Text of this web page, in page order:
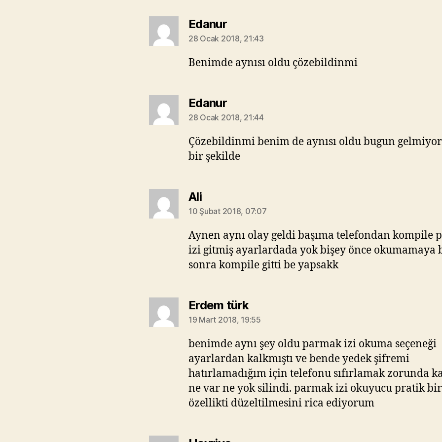
Edanurdiyorki:
28 Ocak 2018, 21:43
Benimde aynısı oldu çözebildinmi
Edanurdiyorki:
28 Ocak 2018, 21:44
Çözebildinmi benim de aynısı oldu bugun
bir şekilde
Alidiyorki:
10 Şubat 2018, 07:07
Aynen aynı olay geldi başıma telefondan kompile
izi gitmiş ayarlardada yok bişey önce okumamaya
sonra kompile gitti be yapsakk
Erdem türkdiyorki:
19 Mart 2018, 19:55
benimde aynı şey oldu parmak izi okuma seçeneği
ayarlardan kalkmıştı ve bende yedek şifremi
hatırlamadığım için telefonu sıfırlamak zorunda
ne var ne yok silindi. parmak izi okuyucu pratik bir
özellikti düzeltilmesini rica ediyorum